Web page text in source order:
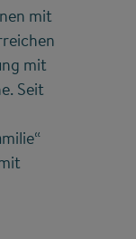
mit
mit
Seit